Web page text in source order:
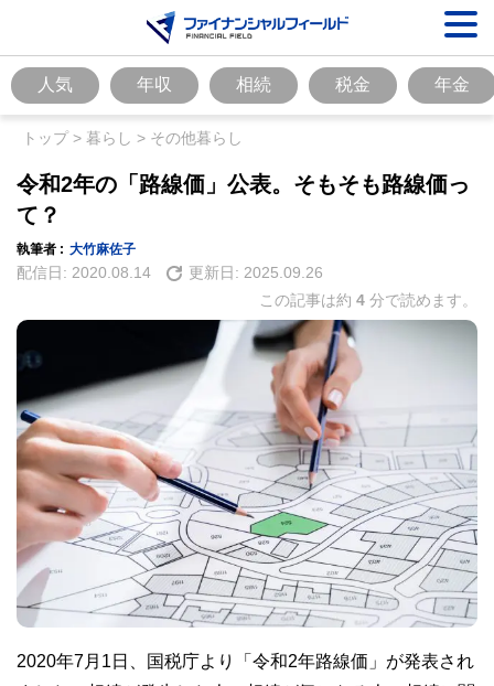
人気 年収 相続 税金 年金
トップ> 暮らし > その他暮らし
令和2年の「路線価」公表。そもそも路線価っ
て？
執筆者 : 大竹麻佐子
配信日: 2020.08.14 更新日: 2025.09.26
この記事は約 4 分で読めます。
2020年7月1日、国税庁より「令和2年路線価」が発表され